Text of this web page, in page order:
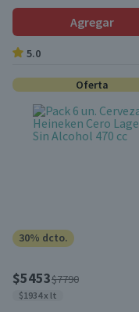
Agregar
5.0
Oferta
30% dcto.
$5453$7790
$1934 x lt